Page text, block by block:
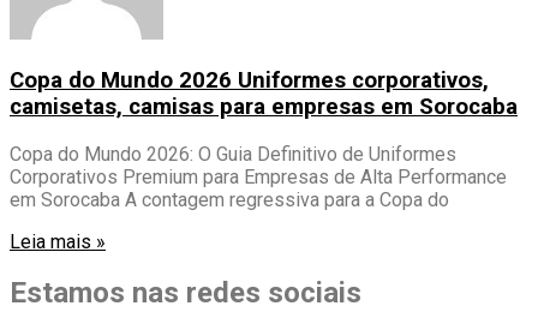
Copa do Mundo 2026 Uniformes corporativos,
camisetas, camisas para empresas em Sorocaba
Copa do Mundo 2026: O Guia Definitivo de Uniformes
Corporativos Premium para Empresas de Alta Performance
em Sorocaba A contagem regressiva para a Copa do
Leia mais »
Estamos nas redes sociais